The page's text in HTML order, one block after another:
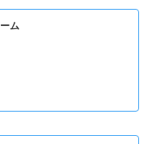
ム